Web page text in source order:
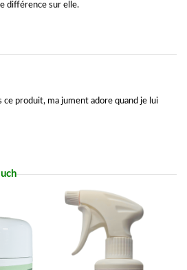
différence sur elle.
ce produit, ma jument adore quand je lui